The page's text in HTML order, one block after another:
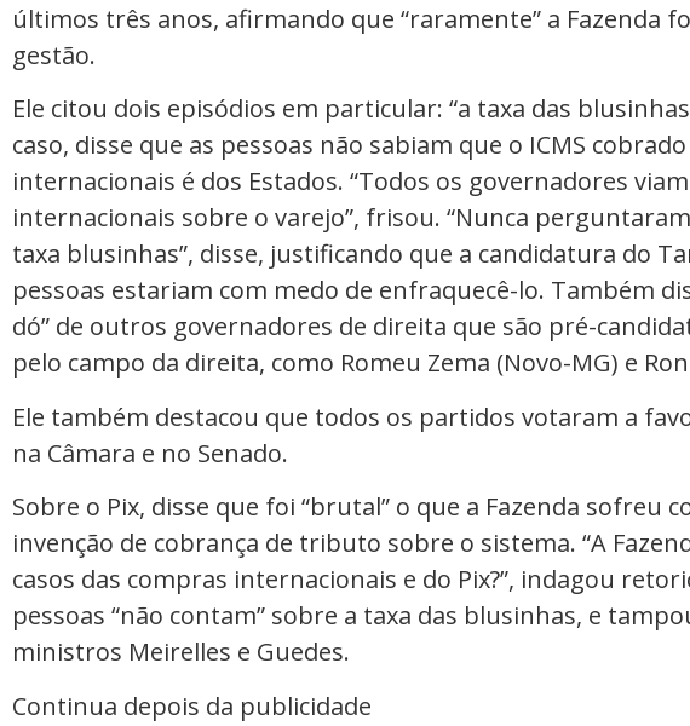
últimos três anos, afirmando que “raramente” a Fazenda
gestão.
Ele citou dois episódios em particular: “a taxa das
caso, disse que as pessoas não sabiam que o ICMS
internacionais é dos Estados. “Todos os governadores
internacionais sobre o varejo”, frisou. “Nunca
taxa blusinhas”, disse, justificando que a candidatura do
pessoas estariam com medo de enfraquecê-lo. Também
dó” de outros governadores de direita que são pré-
pelo campo da direita, como Romeu Zema (Novo-MG) e
Ele também destacou que todos os partidos votaram a
na Câmara e no Senado.
Sobre o Pix, disse que foi “brutal” o que a Fazenda sofreu
invenção de cobrança de tributo sobre o sistema. “A
casos das compras internacionais e do Pix?”, indagou
pessoas “não contam” sobre a taxa das blusinhas, e
ministros Meirelles e Guedes.
Continua depois da publicidade